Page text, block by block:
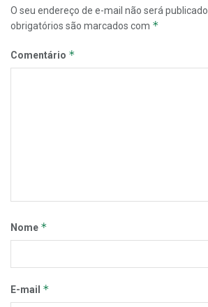
O seu endereço de e-mail não será publicado.
obrigatórios são marcados com *
Comentário *
Nome *
E-mail *